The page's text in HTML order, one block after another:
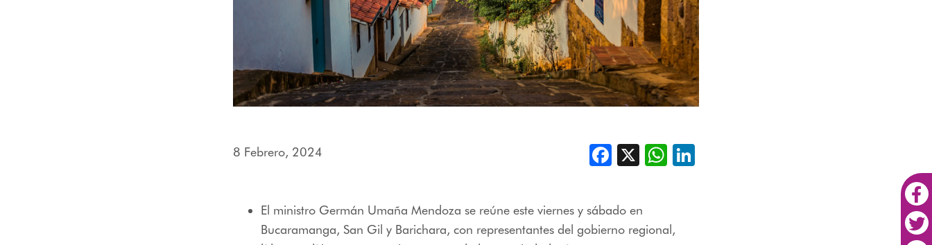
8 Febrero, 2024 Facebook
X WhatsApp
El ministro Germán Umaña Mendoza se reúne este viernes y sábado en
Bucaramanga, San Gil y Barichara, con representantes del gobierno regional,